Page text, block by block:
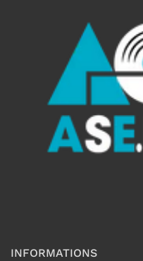
INFORMATIONS